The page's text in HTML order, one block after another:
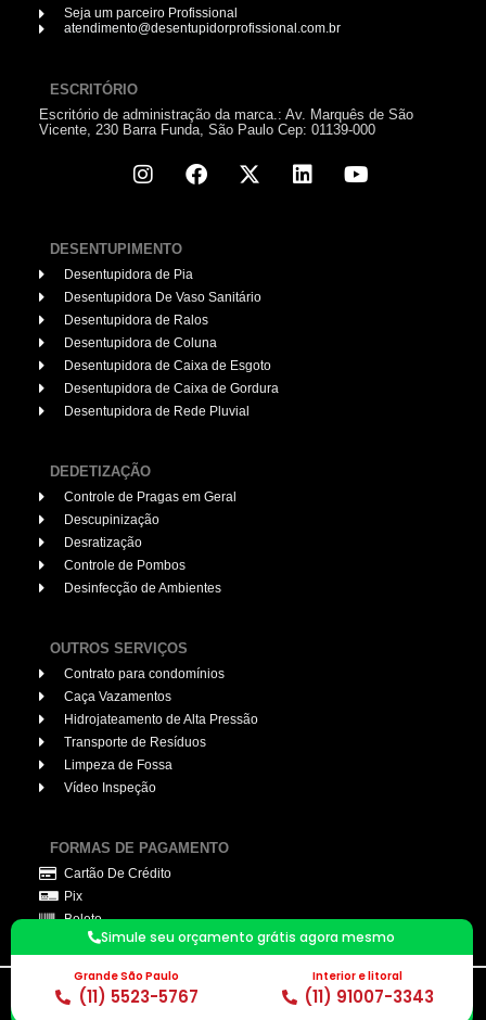
Seja um parceiro Profissional
atendimento@desentupidorprofissional.com.br
ESCRITÓRIO
Escritório de administração da marca.: Av. Marquês de São
Vicente, 230 Barra Funda, São Paulo Cep: 01139-000
DESENTUPIMENTO
Desentupidora de Pia
Desentupidora De Vaso Sanitário
Desentupidora de Ralos
Desentupidora de Coluna
Desentupidora de Caixa de Esgoto
Desentupidora de Caixa de Gordura
Desentupidora de Rede Pluvial
DEDETIZAÇÃO
Controle de Pragas em Geral
Descupinização
Desratização
Controle de Pombos
Desinfecção de Ambientes
OUTROS SERVIÇOS
Contrato para condomínios
Caça Vazamentos
Hidrojateamento de Alta Pressão
Transporte de Resíduos
Limpeza de Fossa
Vídeo Inspeção
FORMAS DE PAGAMENTO
Cartão De Crédito
Pix
Boleto
© 2026. Desentupidor Profissional. todos os direitos reservados.
Simule seu orçamento grátis agora mesmo
Grande São Paulo
(11) 5523-5767
Interior e litoral
(11) 91007-3343